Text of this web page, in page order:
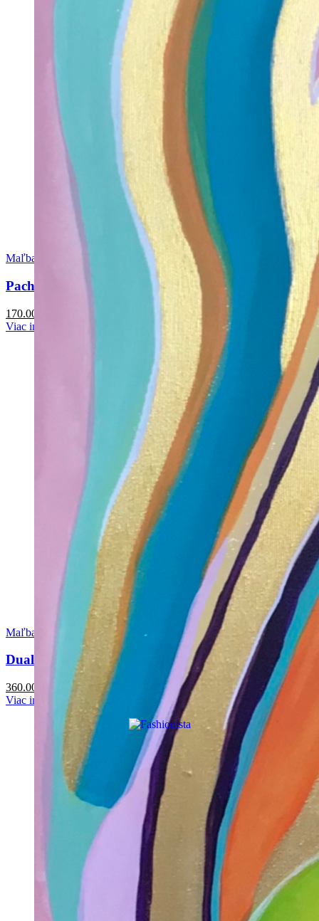
Maľba
Pacho, ujco Pagáč a Jozef Kroner
170.00
Viac info
Maľba
Dual
360.00
Viac info